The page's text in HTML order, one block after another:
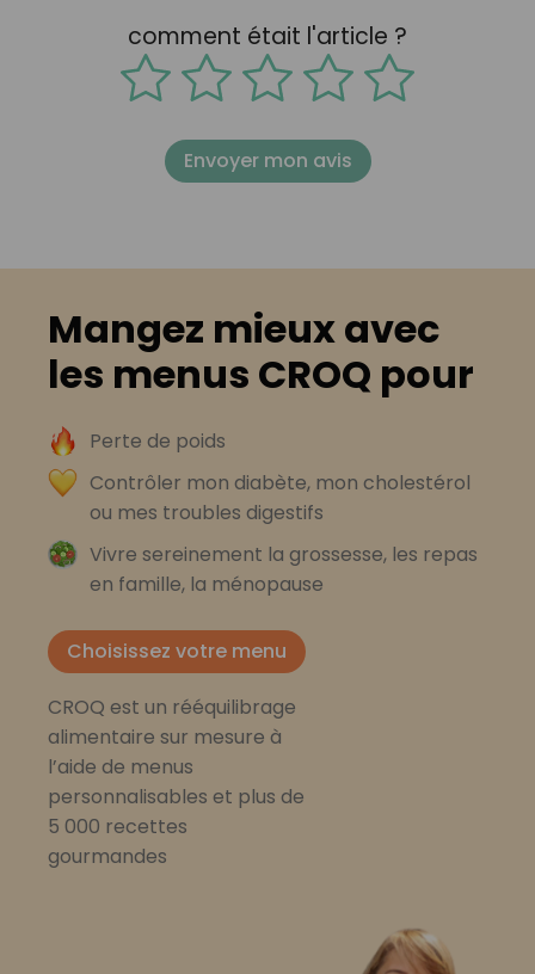
comment était l'article ?
Envoyer mon avis
Mangez mieux avec
les menus CROQ pour
Perte de poids
Contrôler mon diabète, mon cholestérol
ou mes troubles digestifs
Vivre sereinement la grossesse, les repas
en famille, la ménopause
Choisissez votre menu
CROQ est un rééquilibrage
alimentaire sur mesure à
l’aide de menus
personnalisables et plus de
5 000 recettes
gourmandes